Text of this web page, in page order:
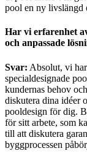
pool en ny livslängd
Har vi erfarenhet
och anpassade
Svar: Absolut, vi
specialdesignade
kundernas behov
diskutera dina idéer
pooldesign för dig.
för sitt arbete, som
till att diskutera
byggprocessen